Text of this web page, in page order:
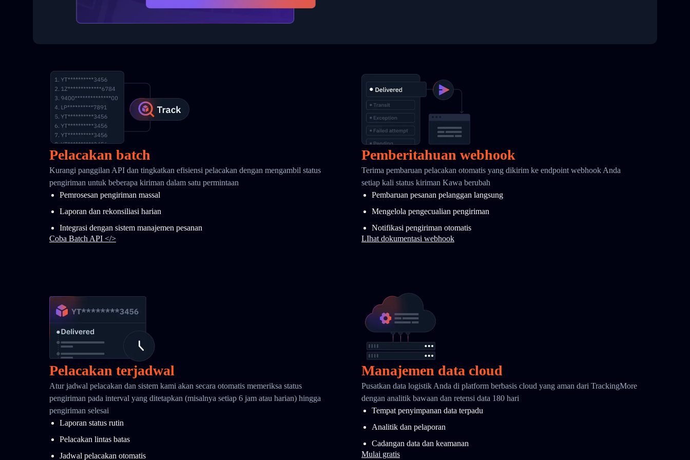
Pelacakan batch
Kurangi panggilan API dan tingkatkan efisiensi pelacakan dengan mengambil status
pengiriman untuk beberapa kiriman dalam satu permintaan
Pemrosesan pengiriman massal
Laporan dan rekonsiliasi harian
Integrasi dengan sistem manajemen pesanan
Coba Batch API </>
Pemberitahuan webhook
Terima pembaruan pelacakan otomatis yang dikirim ke endpoint webhook Anda
setiap kali status kiriman Kawa berubah
Pembaruan pesanan pelanggan langsung
Mengelola pengecualian pengiriman
Notifikasi pengiriman otomatis
LIhat dokumentasi webhook
Pelacakan terjadwal
Atur jadwal pelacakan dan sistem kami akan secara otomatis memeriksa status
pengiriman pada interval yang ditetapkan (misalnya setiap 6 jam atau harian) hingga
pengiriman selesai
Laporan status rutin
Pelacakan lintas batas
Jadwal pelacakan otomatis
Manajemen data cloud
Pusatkan data logistik Anda di platform berbasis cloud yang aman dari TrackingMore
dengan analitik bawaan dan retensi data 180 hari
Tempat penyimpanan data terpadu
Analitik dan pelaporan
Cadangan data dan keamanan
Mulai gratis